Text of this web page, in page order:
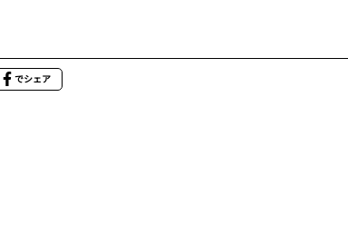
でシェア